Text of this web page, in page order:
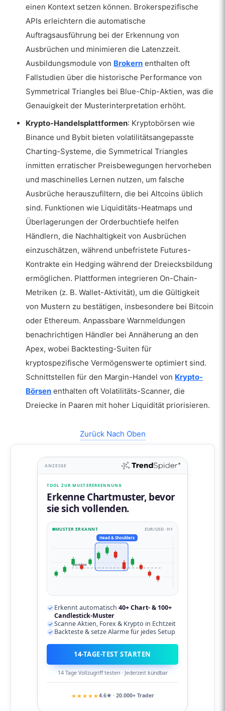
einen Kontext setzen können. Brokerspezifische
APIs erleichtern die automatische
Auftragsausführung bei der Erkennung von
Ausbrüchen und minimieren die Latenzzeit.
Ausbildungsmodule von Brokern enthalten oft
Fallstudien über die historische Performance von
Symmetrical Triangles bei Blue-Chip-Aktien, was die
Genauigkeit der Musterinterpretation erhöht.
Krypto-Handelsplattformen: Kryptobörsen wie
Binance und Bybit bieten volatilitätsangepasste
Charting-Systeme, die Symmetrical Triangles
inmitten erratischer Preisbewegungen hervorheben
und maschinelles Lernen nutzen, um falsche
Ausbrüche herauszufiltern, die bei Altcoins üblich
sind. Funktionen wie Liquiditäts-Heatmaps und
Überlagerungen der Orderbuchtiefe helfen
Händlern, die Nachhaltigkeit von Ausbrüchen
einzuschätzen, während unbefristete Futures-
Kontrakte ein Hedging während der Dreiecksbildung
ermöglichen. Plattformen integrieren On-Chain-
Metriken (z. B. Wallet-Aktivität), um die Gültigkeit
von Mustern zu bestätigen, insbesondere bei Bitcoin
oder Ethereum. Anpassbare Warnmeldungen
benachrichtigen Händler bei Annäherung an den
Apex, wobei Backtesting-Suiten für
kryptospezifische Vermögenswerte optimiert sind.
Schnittstellen für den Margin-Handel von Krypto-
Börsen enthalten oft Volatilitäts-Scanner, die
Dreiecke in Paaren mit hoher Liquidität priorisieren.
Zurück Nach Oben
ANZEIGE
TOOL ZUR MUSTERERKENNUNG
Erkenne Chartmuster, bevor
sie sich vollenden.
MUSTER ERKANNT EUR/USD · H1
neckline
Head & Shoulders
Erkennt automatisch 40+ Chart- & 100+
Candlestick-Muster
Scanne Aktien, Forex & Krypto in Echtzeit
Backteste & setze Alarme für jedes Setup
14-TAGE-TEST STARTEN
14 Tage Vollzugriff testen · Jederzeit kündbar
★★★★★4.6★ · 20.000+ Trader